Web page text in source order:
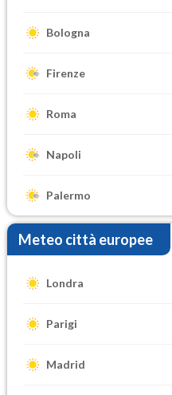
Bologna
Firenze
Roma
Napoli
Palermo
Meteo città europee
Londra
Parigi
Madrid